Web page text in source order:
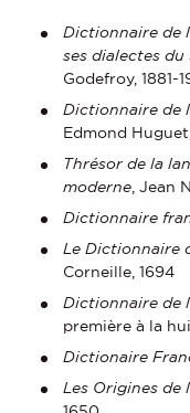
Dictionnaire de
ses dialectes du
Godefroy, 1881-
Dictionnaire de
Edmond
Thrésor de la
moderne , Jean
Dictionnaire
Le Dictionnaire
Corneille, 1694
Dictionnaire de
première à la
Dictionaire
Les Origines de